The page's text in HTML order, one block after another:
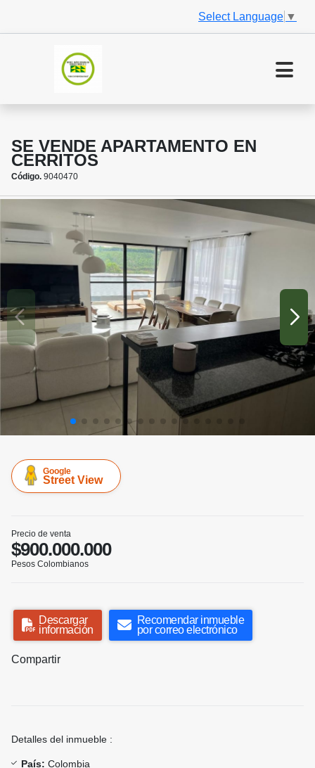
Select Language ▼
SE VENDE APARTAMENTO EN
CERRITOS
Código. 9040470
Google
Street View
Precio de venta
$900.000.000
Pesos Colombianos
Descargar
información
Recomendar inmueble
por correo electrónico
Compartir
Detalles del inmueble :
País: Colombia